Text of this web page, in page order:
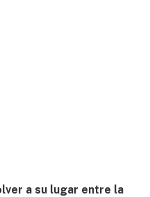
a su lugar entre la